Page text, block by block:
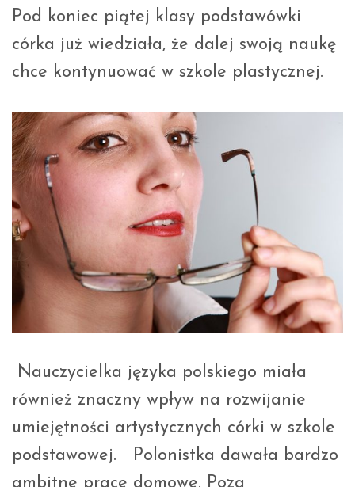
Pod koniec piątej klasy podstawówki
córka już wiedziała, że dalej swoją naukę
chce kontynuować w szkole plastycznej.
Nauczycielka języka polskiego miała
również znaczny wpływ na rozwijanie
umiejętności artystycznych córki w szkole
podstawowej. Polonistka dawała bardzo